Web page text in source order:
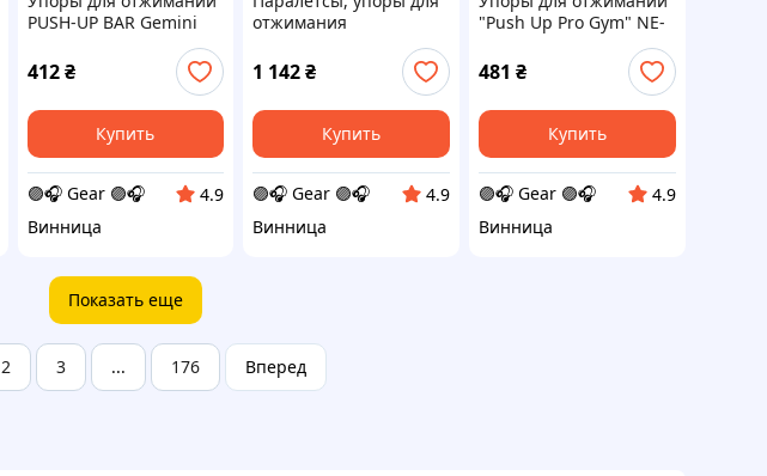
PUSH-UP BAR Gemini
412 ₴
Купить
🟣🎧 Gear 🟣🎧
4.9
Винница
отжимания
деревянные Wood Gym
Push Up NE-WD-60 из
бука 50 см 2 шт
1 142₴
Купить
🟣🎧 Gear 🟣🎧
4.9
Винница
"Push Up Pro Gym" NE-
481 ₴
Купить
🟣🎧 Gear 🟣🎧
4.9
Винница
Показать еще
2 3 ... 176 Вперед